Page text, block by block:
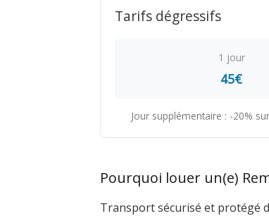
Tarifs dégressifs
1 jour
45€
Jour supplémentaire : -20%
Pourquoi louer un(e)
Transport sécurisé et protégé